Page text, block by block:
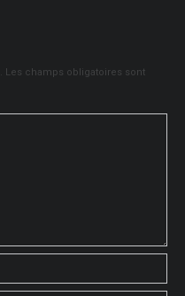
Les champs obligatoires sont